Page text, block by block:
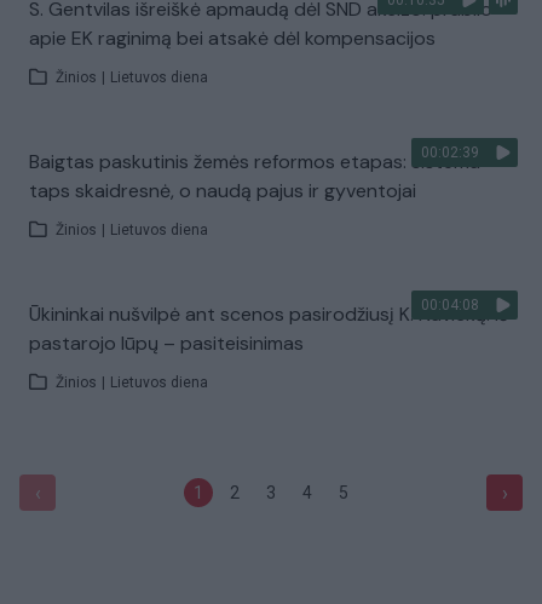
S. Gentvilas išreiškė apmaudą dėl SND akcizo: prabilo
apie EK raginimą bei atsakė dėl kompensacijos
Žinios Lietuvos diena
00:02:39
Baigtas paskutinis žemės reformos etapas: sistema
taps skaidresnė, o naudą pajus ir gyventojai
Žinios Lietuvos diena
00:04:08
Ūkininkai nušvilpė ant scenos pasirodžiusį K. Navicką: iš
pastarojo lūpų – pasiteisinimas
Žinios Lietuvos diena
‹ 1 2 3 4 5 ›